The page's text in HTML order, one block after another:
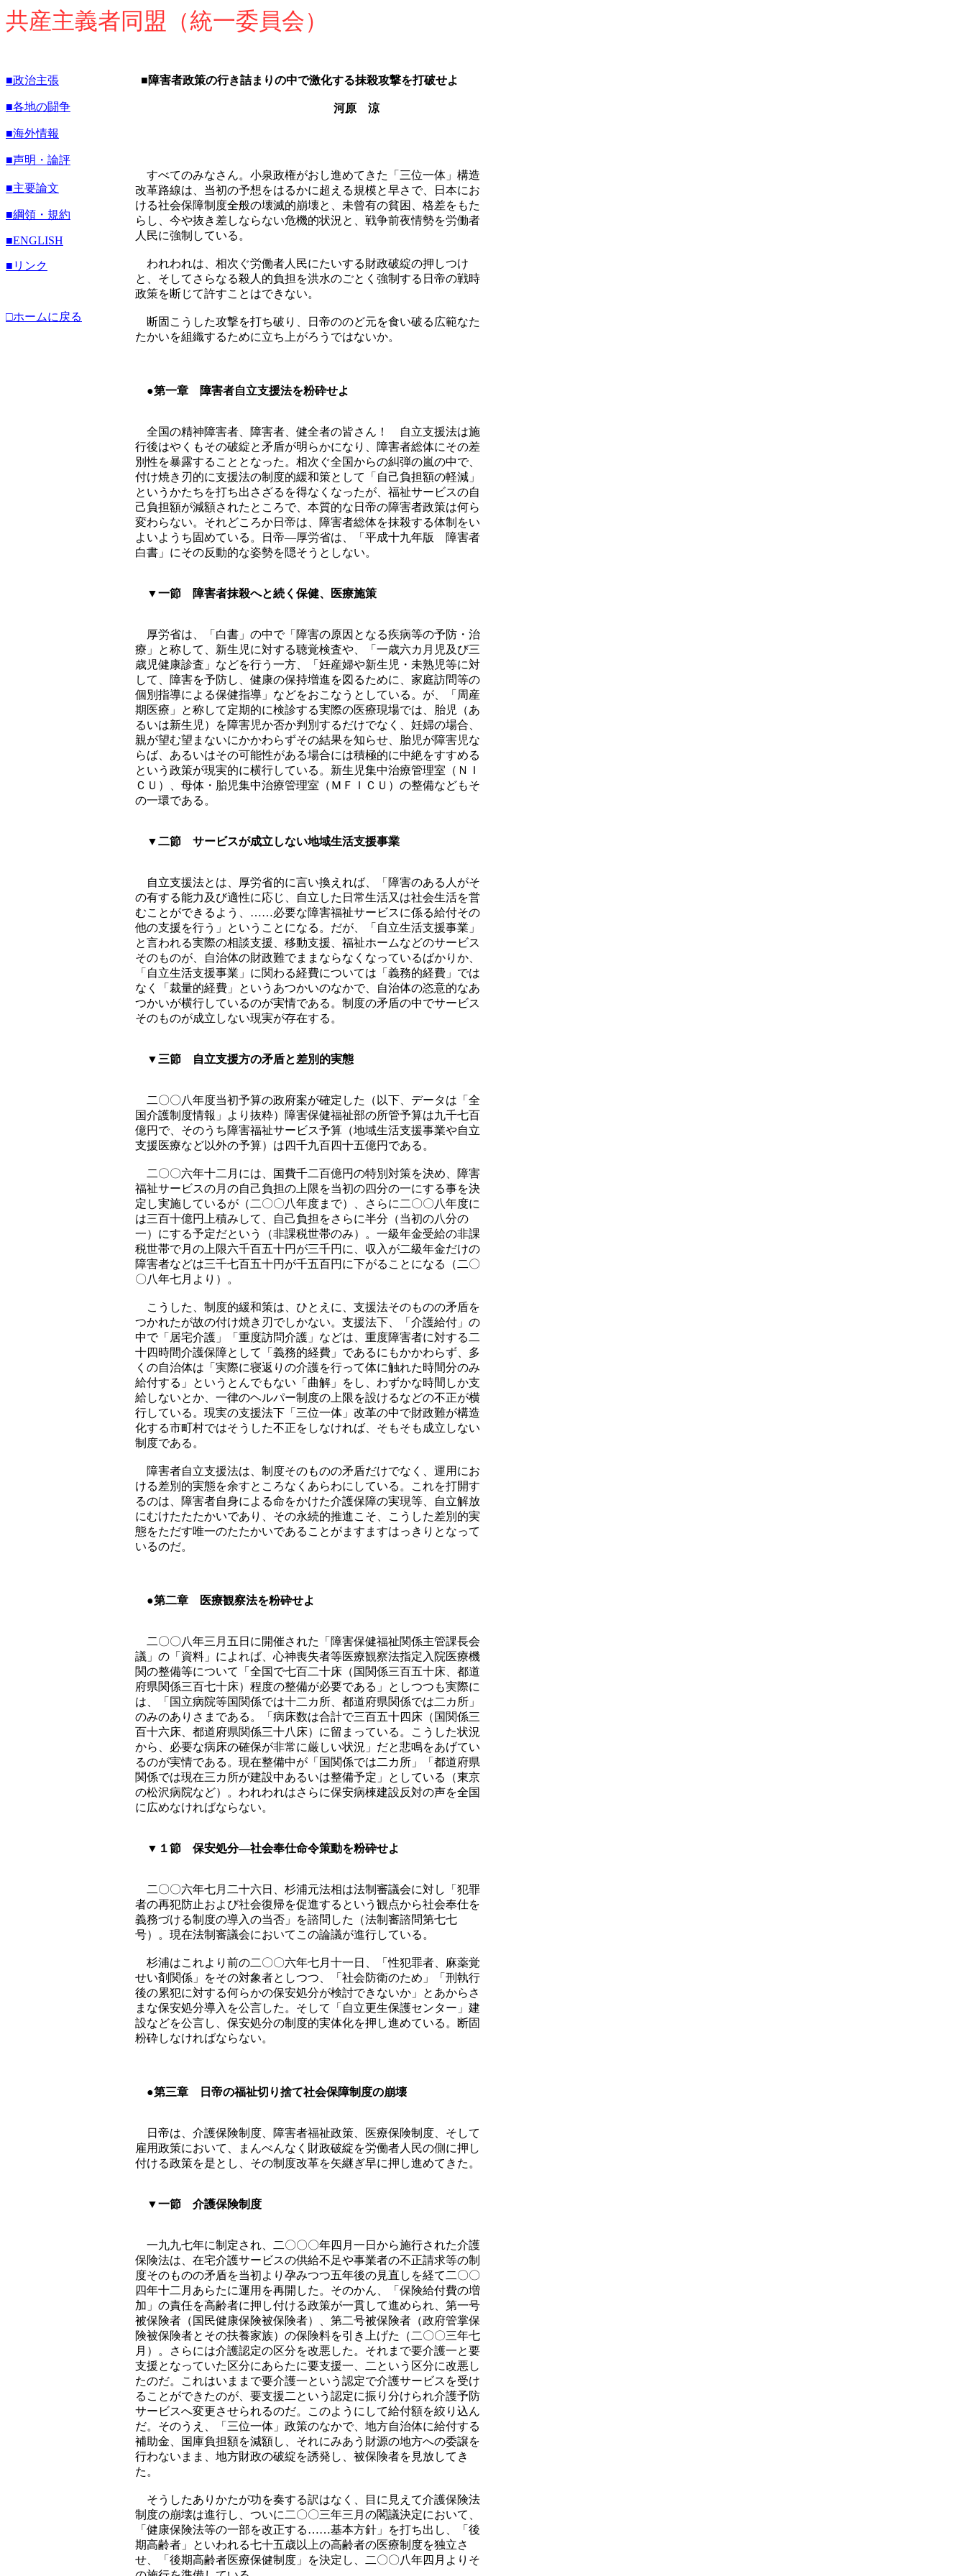
共産主義者同盟（統一委員会）
■政治主張
■各地の闘争
■海外情報
■声明・論評
■主要論文
■綱領・規約
■ENGLISH
■リンク
□ホームに戻る
■障害者政策の行き詰まりの中で激化する抹殺攻撃を打破せよ
河原 涼
すべてのみなさん。小泉政権がおし進めてきた「三位一体」構造
改革路線は、当初の予想をはるかに超える規模と早さで、日本にお
ける社会保障制度全般の壊滅的崩壊と、未曾有の貧困、格差をもた
らし、今や抜き差しならない危機的状況と、戦争前夜情勢を労働者
人民に強制している。
われわれは、相次ぐ労働者人民にたいする財政破綻の押しつけ
と、そしてさらなる殺人的負担を洪水のごとく強制する日帝の戦時
政策を断じて許すことはできない。
断固こうした攻撃を打ち破り、日帝ののど元を食い破る広範なた
たかいを組織するために立ち上がろうではないか。
●第一章 障害者自立支援法を粉砕せよ
全国の精神障害者、障害者、健全者の皆さん！ 自立支援法は施
行後はやくもその破綻と矛盾が明らかになり、障害者総体にその差
別性を暴露することとなった。相次ぐ全国からの糾弾の嵐の中で、
付け焼き刃的に支援法の制度的緩和策として「自己負担額の軽減」
というかたちを打ち出さざるを得なくなったが、福祉サービスの自
己負担額が減額されたところで、本質的な日帝の障害者政策は何ら
変わらない。それどころか日帝は、障害者総体を抹殺する体制をい
よいようち固めている。日帝―厚労省は、「平成十九年版 障害者
白書」にその反動的な姿勢を隠そうとしない。
▼一節 障害者抹殺へと続く保健、医療施策
厚労省は、「白書」の中で「障害の原因となる疾病等の予防・治
療」と称して、新生児に対する聴覚検査や、「一歳六カ月児及び三
歳児健康診査」などを行う一方、「妊産婦や新生児・未熟児等に対
して、障害を予防し、健康の保持増進を図るために、家庭訪問等の
個別指導による保健指導」などをおこなうとしている。が、「周産
期医療」と称して定期的に検診する実際の医療現場では、胎児（あ
るいは新生児）を障害児か否か判別するだけでなく、妊婦の場合、
親が望む望まないにかかわらずその結果を知らせ、胎児が障害児な
らば、あるいはその可能性がある場合には積極的に中絶をすすめる
という政策が現実的に横行している。新生児集中治療管理室（ＮＩ
ＣＵ）、母体・胎児集中治療管理室（ＭＦＩＣＵ）の整備などもそ
の一環である。
▼二節 サービスが成立しない地域生活支援事業
自立支援法とは、厚労省的に言い換えれば、「障害のある人がそ
の有する能力及び適性に応じ、自立した日常生活又は社会生活を営
むことができるよう、……必要な障害福祉サービスに係る給付その
他の支援を行う」ということになる。だが、「自立生活支援事業」
と言われる実際の相談支援、移動支援、福祉ホームなどのサービス
そのものが、自治体の財政難でままならなくなっているばかりか、
「自立生活支援事業」に関わる経費については「義務的経費」では
なく「裁量的経費」というあつかいのなかで、自治体の恣意的なあ
つかいが横行しているのが実情である。制度の矛盾の中でサービス
そのものが成立しない現実が存在する。
▼三節 自立支援方の矛盾と差別的実態
二〇〇八年度当初予算の政府案が確定した（以下、データは「全
国介護制度情報」より抜粋）障害保健福祉部の所管予算は九千七百
億円で、そのうち障害福祉サービス予算（地域生活支援事業や自立
支援医療など以外の予算）は四千九百四十五億円である。
二〇〇六年十二月には、国費千二百億円の特別対策を決め、障害
福祉サービスの月の自己負担の上限を当初の四分の一にする事を決
定し実施しているが（二〇〇八年度まで）、さらに二〇〇八年度に
は三百十億円上積みして、自己負担をさらに半分（当初の八分の
一）にする予定だという（非課税世帯のみ）。一級年金受給の非課
税世帯で月の上限六千百五十円が三千円に、収入が二級年金だけの
障害者などは三千七百五十円が千五百円に下がることになる（二〇
〇八年七月より）。
こうした、制度的緩和策は、ひとえに、支援法そのものの矛盾を
つかれたが故の付け焼き刃でしかない。支援法下、「介護給付」の
中で「居宅介護」「重度訪問介護」などは、重度障害者に対する二
十四時間介護保障として「義務的経費」であるにもかかわらず、多
くの自治体は「実際に寝返りの介護を行って体に触れた時間分のみ
給付する」というとんでもない「曲解」をし、わずかな時間しか支
給しないとか、一律のヘルパー制度の上限を設けるなどの不正が横
行している。現実の支援法下「三位一体」改革の中で財政難が構造
化する市町村ではそうした不正をしなければ、そもそも成立しない
制度である。
障害者自立支援法は、制度そのものの矛盾だけでなく、運用にお
ける差別的実態を余すところなくあらわにしている。これを打開す
るのは、障害者自身による命をかけた介護保障の実現等、自立解放
にむけたたたかいであり、その永続的推進こそ、こうした差別的実
態をただす唯一のたたかいであることがますますはっきりとなって
いるのだ。
●第二章 医療観察法を粉砕せよ
二〇〇八年三月五日に開催された「障害保健福祉関係主管課長会
議」の「資料」によれば、心神喪失者等医療観察法指定入院医療機
関の整備等について「全国で七百二十床（国関係三百五十床、都道
府県関係三百七十床）程度の整備が必要である」としつつも実際に
は、「国立病院等国関係では十二カ所、都道府県関係では二カ所」
のみのありさまである。「病床数は合計で三百五十四床（国関係三
百十六床、都道府県関係三十八床）に留まっている。こうした状況
から、必要な病床の確保が非常に厳しい状況」だと悲鳴をあげてい
るのが実情である。現在整備中が「国関係では二カ所」「都道府県
関係では現在三カ所が建設中あるいは整備予定」としている（東京
の松沢病院など）。われわれはさらに保安病棟建設反対の声を全国
に広めなければならない。
▼１節 保安処分―社会奉仕命令策動を粉砕せよ
二〇〇六年七月二十六日、杉浦元法相は法制審議会に対し「犯罪
者の再犯防止および社会復帰を促進するという観点から社会奉仕を
義務づける制度の導入の当否」を諮問した（法制審諮問第七七
号）。現在法制審議会においてこの論議が進行している。
杉浦はこれより前の二〇〇六年七月十一日、「性犯罪者、麻薬覚
せい剤関係」をその対象者としつつ、「社会防衛のため」「刑執行
後の累犯に対する何らかの保安処分が検討できないか」とあからさ
まな保安処分導入を公言した。そして「自立更生保護センター」建
設などを公言し、保安処分の制度的実体化を押し進めている。断固
粉砕しなければならない。
●第三章 日帝の福祉切り捨て社会保障制度の崩壊
日帝は、介護保険制度、障害者福祉政策、医療保険制度、そして
雇用政策において、まんべんなく財政破綻を労働者人民の側に押し
付ける政策を是とし、その制度改革を矢継ぎ早に押し進めてきた。
▼一節 介護保険制度
一九九七年に制定され、二〇〇〇年四月一日から施行された介護
保険法は、在宅介護サービスの供給不足や事業者の不正請求等の制
度そのものの矛盾を当初より孕みつつ五年後の見直しを経て二〇〇
四年十二月あらたに運用を再開した。そのかん、「保険給付費の増
加」の責任を高齢者に押し付ける政策が一貫して進められ、第一号
被保険者（国民健康保険被保険者）、第二号被保険者（政府管掌保
険被保険者とその扶養家族）の保険料を引き上げた（二〇〇三年七
月）。さらには介護認定の区分を改悪した。それまで要介護一と要
支援となっていた区分にあらたに要支援一、二という区分に改悪し
たのだ。これはいままで要介護一という認定で介護サービスを受け
ることができたのが、要支援二という認定に振り分けられ介護予防
サービスへ変更させられるのだ。このようにして給付額を絞り込ん
だ。そのうえ、「三位一体」政策のなかで、地方自治体に給付する
補助金、国庫負担額を減額し、それにみあう財源の地方への委譲を
行わないまま、地方財政の破綻を誘発し、被保険者を見放してき
た。
そうしたありかたが功を奏する訳はなく、目に見えて介護保険法
制度の崩壊は進行し、ついに二〇〇三年三月の閣議決定において、
「健康保険法等の一部を改正する……基本方針」を打ち出し、「後
期高齢者」といわれる七十五歳以上の高齢者の医療制度を独立さ
せ、「後期高齢者医療保健制度」を決定し、二〇〇八年四月よりそ